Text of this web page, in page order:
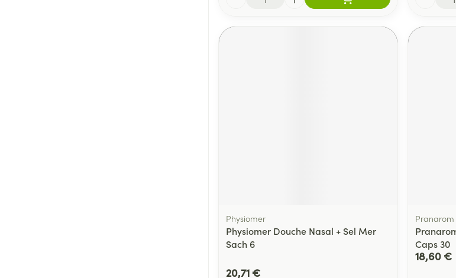
Physiomer
Physiomer Douche Nasal + Sel Mer
Sach 6
20,71 €
Pranarom
Caps 30
18,60 €